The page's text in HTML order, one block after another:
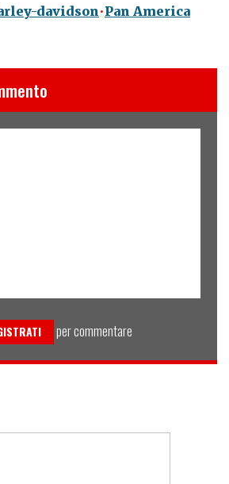
davidson Pan America
per commentare